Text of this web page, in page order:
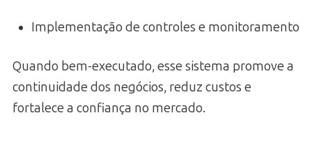
Implementação de controles e monitoramento
Quando bem-executado, esse sistema promove a
continuidade dos negócios, reduz custos e
fortalece a confiança no mercado.